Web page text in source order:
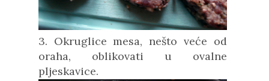
3. Okruglice mesa, nešto veće od
oraha, oblikovati u ovalne
pljeskavice.